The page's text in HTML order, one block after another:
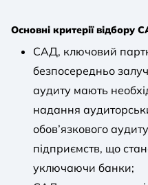
Основні критерії відбору
САД, ключовий
безпосередньо
аудиту мають
надання
обов’язкового
підприємств, що
уключаючи банки;